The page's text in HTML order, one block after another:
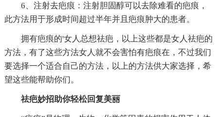
6、注射去疤痕：注射胆固醇可以去除难看的疤痕，
此方法用于形成时间超过半年并且疤痕肿大的患者。
拥有疤痕的'女人总想祛疤，以上这些都是女人祛疤的
方法，有了这些方法女人就不会害怕有疤痕在，不过我们
要选择一个适合自己的方法，以上的方法供大家选择，希
望这些能帮助你们。
祛疤妙招助你轻松回复美丽